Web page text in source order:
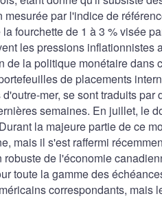
par l'indice de
fourchette de 1 à 3 % visée
les pressions inflationnistes
la politique monétaire dans
de placements
mer, se sont traduits par
semaines. En juillet, le
la majeure partie de ce
mais il s'est raffermi
de l'économie
toute la gamme des
correspondants, mais